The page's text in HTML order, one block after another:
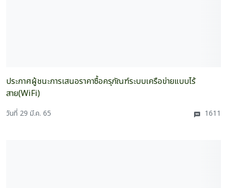
ประกาศผู้ชนะการเสนอราคาซื้อครุภัณฑ์ระบบเครือข่ายแบบไร้
สาย(WiFi)
วันที่ 29 มี.ค. 65 1611